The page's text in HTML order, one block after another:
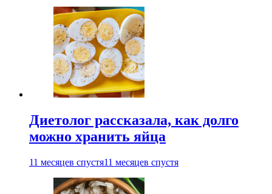
Диетолог рассказала, как долго
можно хранить яйца
11 месяцев спустя11 месяцев спустя